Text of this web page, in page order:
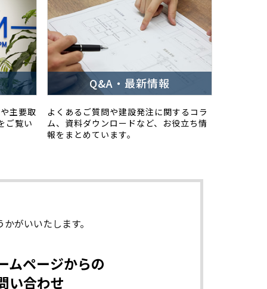
主要取
ご覧い
Q&A・最新情報
よくあるご質問や建設発注に関するコラ
ム、資料ダウンロードなど、お役立ち情
報をまとめています。
がいいたします。
ムページからの
い合わせ